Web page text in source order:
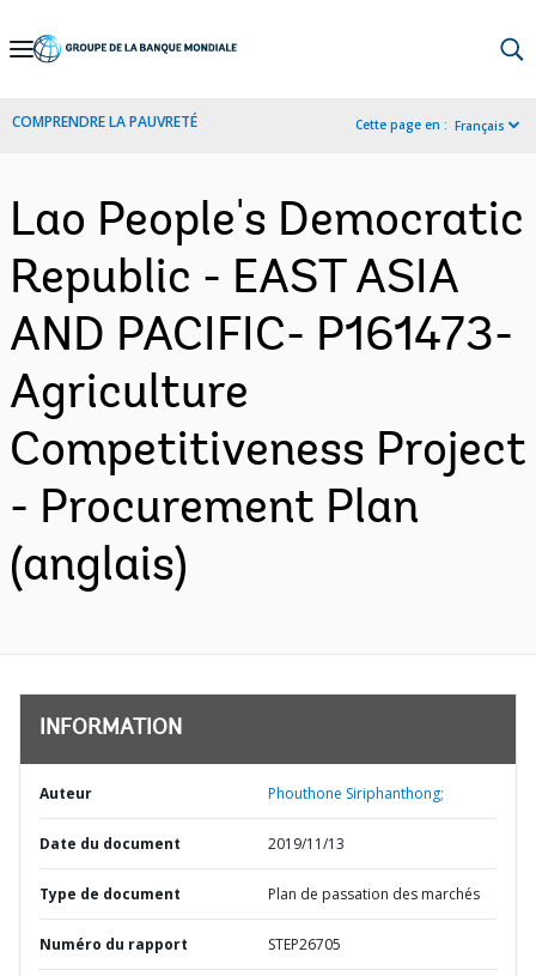
Skip
Navigation
COMPRENDRE LA PAUVRETÉ Cette page en : Français
Lao People's Democratic
Republic - EAST ASIA
AND PACIFIC- P161473-
Agriculture
Competitiveness Project
- Procurement Plan
(anglais)
INFORMATION
Auteur Phouthone Siriphanthong;
Date du document 2019/11/13
Type de document Plan de passation des marchés
Numéro du rapport STEP26705